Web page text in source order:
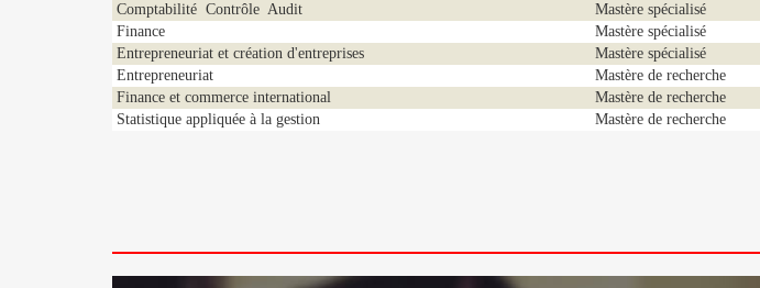
Comptabilité  Contrôle  Audit
Mastère spécialisé
Finance
Mastère spécialisé
Entrepreneuriat et création d'entreprises
Mastère spécialisé
Entrepreneuriat
Mastère de recherche
Finance et commerce international
Mastère de recherche
Statistique appliquée à la gestion
Mastère de recherche